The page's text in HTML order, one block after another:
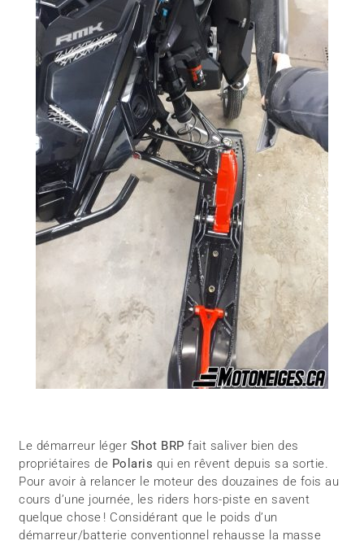
Le démarreur léger Shot BRP fait saliver bien des
propriétaires de Polaris qui en rêvent depuis sa sortie.
Pour avoir à relancer le moteur des douzaines de fois au
cours d’une journée, les riders hors-piste en savent
quelque chose ! Considérant que le poids d’un
démarreur/batterie conventionnel rehausse la masse